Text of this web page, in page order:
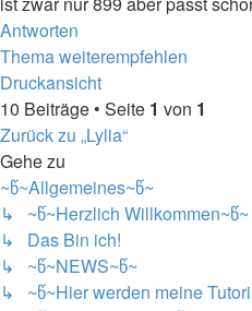
Nach
oben
Antworten
Thema weiterempfehlen
Druckansicht
10 Beiträge • Seite 1 von 1
Zurück zu „Lylia“
Gehe zu
~წ~Allgemeines~წ~
↳ ~წ~Herzlich Willkommen~წ~
↳ Das Bin ich!
↳ ~წ~NEWS~წ~
↳ ~წ~Hier werden meine